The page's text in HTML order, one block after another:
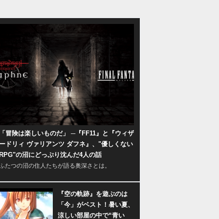
冒険は楽しいものだ」 ─『FF11』と『ウィザ
ドリィ ヴァリアンツ ダフネ』、"優しくない
の沼にどっぷり沈んだ4人の話
たつの沼の住人たちが語る奥深さとは。
『空の軌跡』を遊ぶのは
「今」がベスト！暑い夏、
涼しい部屋の中で“青い